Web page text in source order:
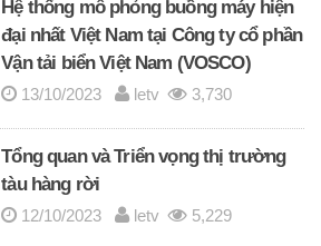
Hệ thống mô phỏng buồng máy hiện
đại nhất Việt Nam tại Công ty cổ phần
Vận tải biển Việt Nam (VOSCO)
13/10/2023 letv 3,730
Tổng quan và Triển vọng thị trường
tàu hàng rời
12/10/2023 letv 5,229